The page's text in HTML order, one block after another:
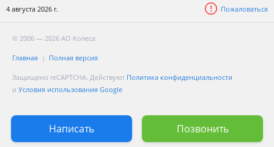
4 августа 2026 г. Пожаловаться
Написать Позвонить
© 2006 — 2026 АО Колеса
Главная Полная версия
Защищено reCAPTCHA. Действуют Политика конфиденциальности
и Условия использования Google